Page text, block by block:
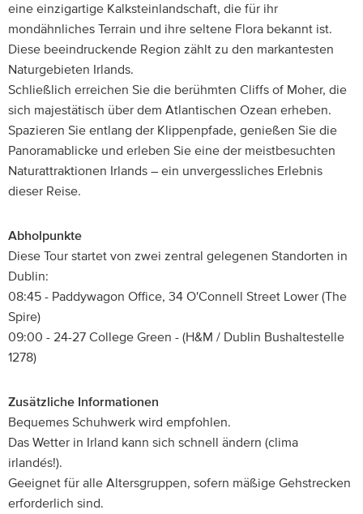
eine einzigartige Kalksteinlandschaft, die für ihr
mondähnliches Terrain und ihre seltene Flora bekannt ist.
Diese beeindruckende Region zählt zu den markantesten
Naturgebieten Irlands.
Schließlich erreichen Sie die berühmten Cliffs of Moher, die
sich majestätisch über dem Atlantischen Ozean erheben.
Spazieren Sie entlang der Klippenpfade, genießen Sie die
Panoramablicke und erleben Sie eine der meistbesuchten
Naturattraktionen Irlands – ein unvergessliches Erlebnis
dieser Reise.
Abholpunkte
Diese Tour startet von zwei zentral gelegenen Standorten in
Dublin:
08:45 - Paddywagon Office, 34 O'Connell Street Lower (The
Spire)
09:00 - 24-27 College Green - (H&M / Dublin Bushaltestelle
1278)
Zusätzliche Informationen
Bequemes Schuhwerk wird empfohlen.
Das Wetter in Irland kann sich schnell ändern (clima
irlandés!).
Geeignet für alle Altersgruppen, sofern mäßige Gehstrecken
erforderlich sind.